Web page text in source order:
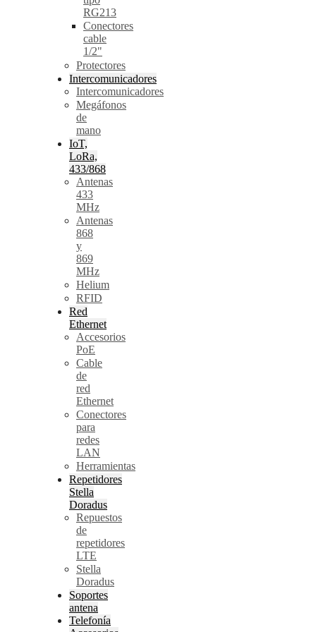
RG213
Conectores
cable
1/2"
Protectores
Intercomunicadores
Intercomunicadores
Megáfonos
de
mano
IoT,
LoRa,
433/868
Antenas
433
MHz
Antenas
868
y
869
MHz
Helium
RFID
Red
Ethernet
Accesorios
PoE
Cable
de
red
Ethernet
Conectores
para
redes
LAN
Herramientas
Repetidores
Stella
Doradus
Repuestos
de
repetidores
LTE
Stella
Doradus
Soportes
antena
Telefonía